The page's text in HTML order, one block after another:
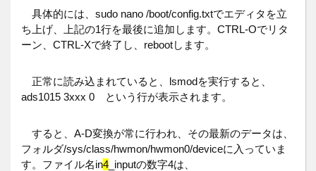
具体的には、sudo nano /boot/config.txtでエディタを立
ち上げ、上記の1行を最後に追加します。CTRL-Oでリタ
ーン、CTRL-Xで終了し、rebootします。
正常に読み込まれていると、lsmodを実行すると、
ads1015 3xxx 0 という行が表示されます。
すると、A-D変換が常に行われ、その最新のデータは、
フォルダ/sys/class/hwmon/hwmon0/deviceに入っていま
す。ファイル名in4 _inputの数字4は、